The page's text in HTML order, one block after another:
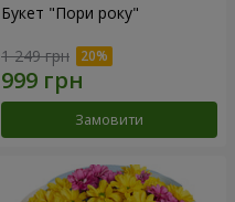
Букет "Пори року"
1 249 грн
Замовити